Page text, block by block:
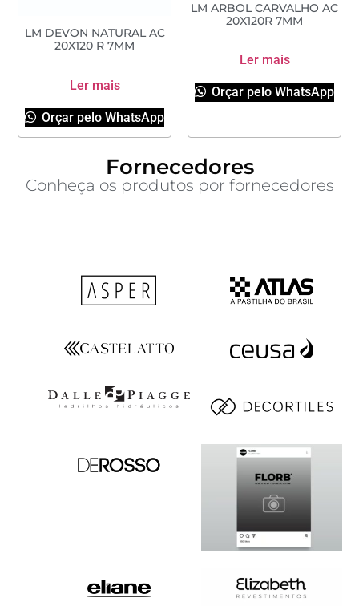
LM DEVON NATURAL AC
20X120 R 7MM
Ler mais
Orçar pelo WhatsApp
LM ARBOL CARVALHO AC
20X120R 7MM
Ler mais
Orçar pelo WhatsApp
Fornecedores
Conheça os produtos por fornecedores